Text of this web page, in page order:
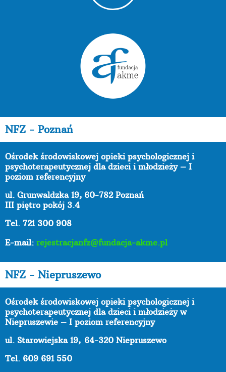
NFZ - Poznań
Ośrodek środowiskowej opieki psychologicznej i
psychoterapeutycznej dla dzieci i młodzieży – I
poziom referencyjny
ul. Grunwaldzka 19, 60-782 Poznań
III piętro pokój 3.4
Tel. 721 300 908
E-mail: rejestracjanfz@fundacja-akme.pl
NFZ - Niepruszewo
Ośrodek środowiskowej opieki psychologicznej i
psychoterapeutycznej dla dzieci i młodzieży w
Niepruszewie – I poziom referencyjny
ul. Starowiejska 19, 64-320 Niepruszewo
Tel. 609 691 550